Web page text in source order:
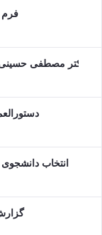
فرم
دکتر مصطفی
انتخاب دانشجوی